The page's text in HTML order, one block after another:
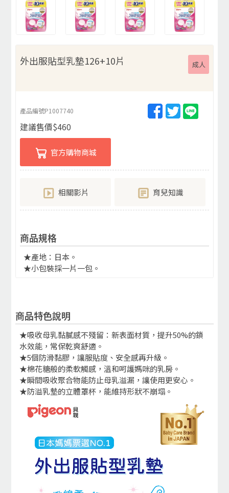
外出服貼型乳墊126+10片 成人
產品編號P1007740
建議售價$460
官方購物商城
相關影片 育兒知識
商品規格
★產地：日本。
★小包裝採一片一包。
商品特色說明
★吸收母乳黏膩感不殘留：新表面材質，提升50%的鎖
水效能，常保乾爽舒適。
★5個防滑黏膠，讓服貼度、安全感再升級。
★棉花糖般的柔軟觸感，溫和呵護媽咪的乳房。
★瞬間吸收聚合物能防止母乳溢漏，讓使用更安心。
★防溢乳墊的立體罩杯，能維持形狀不崩塌。